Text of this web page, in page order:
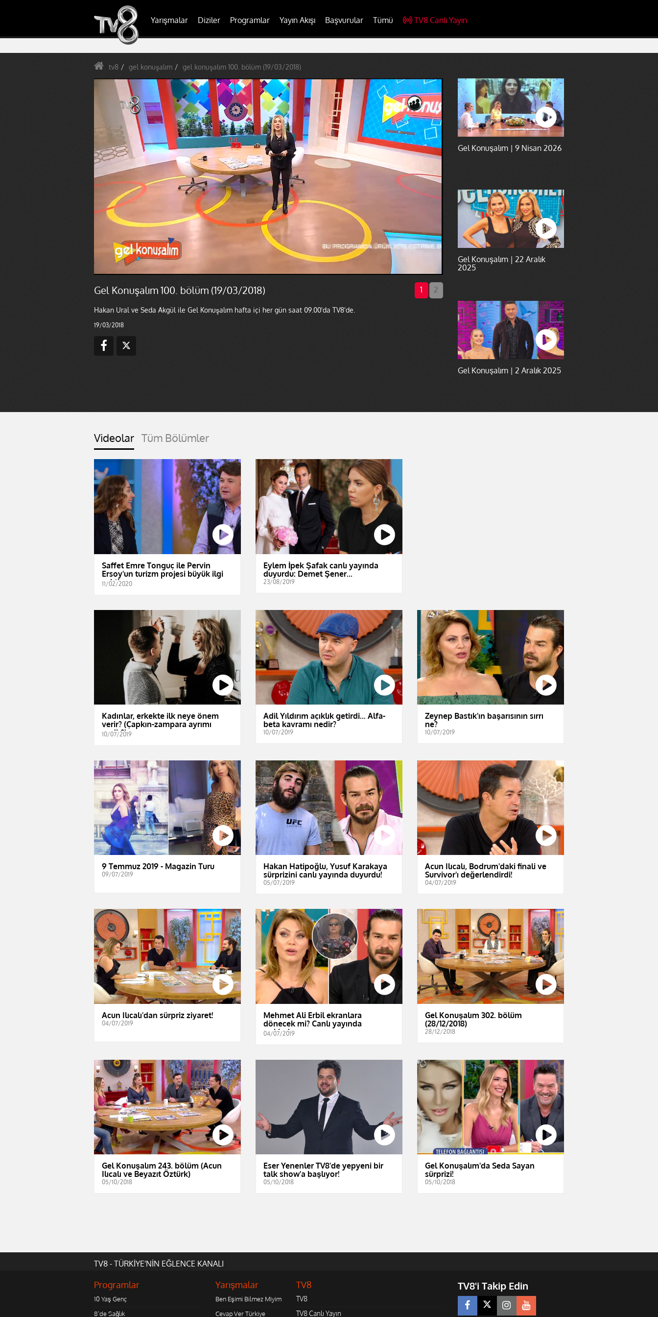
Yarışmalar Diziler Programlar Yayın Akışı Başvurular Tümü TV8 Canlı Yayın
tv8 gel konuşalım gel konuşalım 100. bölüm (19/03/2018)
Gel Konuşalım 100. bölüm (19/03/2018) 1 2
Hakan Ural ve Seda Akgül ile Gel Konuşalım hafta içi her gün saat 09.00'da TV8'de.
19/03/2018
Gel Konuşalım | 9 Nisan 2026
Gel Konuşalım | 22 Aralık
2025
Gel Konuşalım | 2 Aralık 2025
Videolar Tüm Bölümler
Saffet Emre Tonguç ile Pervin
Ersoy'un turizm projesi büyük ilgi
çekti
11/02/2020
Eylem İpek Şafak canlı yayında
duyurdu: Demet Şener...
23/08/2019
Kadınlar, erkekte ilk neye önem
verir? (Çapkın-zampara ayrımı
nedir?)
10/07/2019
Adil Yıldırım açıklık getirdi... Alfa-
beta kavramı nedir?
10/07/2019
Zeynep Bastık'ın başarısının sırrı
ne?
10/07/2019
9 Temmuz 2019 - Magazin Turu
09/07/2019
Hakan Hatipoğlu, Yusuf Karakaya
sürprizini canlı yayında duyurdu!
05/07/2019
Acun Ilıcalı, Bodrum'daki finali ve
Survivor'ı değerlendirdi!
04/07/2019
Acun Ilıcalı'dan sürpriz ziyaret!
04/07/2019
Mehmet Ali Erbil ekranlara
dönecek mi? Canlı yayında
açıkladı...
04/07/2019
Gel Konuşalım 302. bölüm
(28/12/2018)
28/12/2018
Gel Konuşalım 243. bölüm (Acun
Ilıcalı ve Beyazıt Öztürk)
05/10/2018
Eser Yenenler TV8'de yepyeni bir
talk show'a başlıyor!
05/10/2018
Gel Konuşalım'da Seda Sayan
sürprizi!
05/10/2018
TV8 - TÜRKİYE'NİN EĞLENCE KANALI
Programlar
10 Yaş Genç
8'de Sağlık
Yarışmalar
Ben Eşimi Bilmez Miyim
Cevap Ver Türkiye
TV8
TV8
TV8 Canlı Yayın
TV8'i Takip Edin